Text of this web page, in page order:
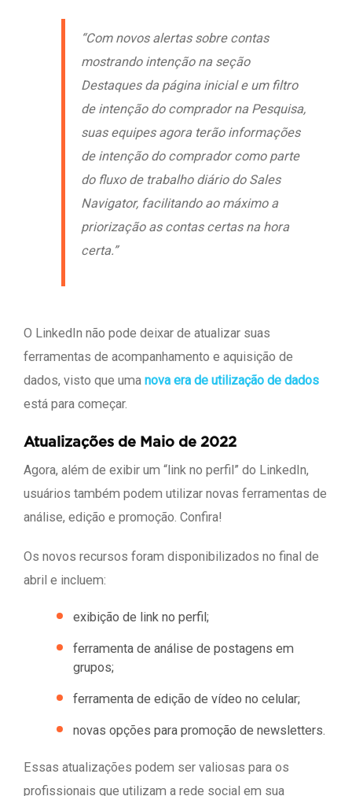
“Com novos alertas sobre contas
mostrando intenção na seção
Destaques da página inicial e um filtro
de intenção do comprador na Pesquisa,
suas equipes agora terão informações
de intenção do comprador como parte
do fluxo de trabalho diário do Sales
Navigator, facilitando ao máximo a
priorização as contas certas na hora
certa.”
O LinkedIn não pode deixar de atualizar suas
ferramentas de acompanhamento e aquisição de
dados, visto que uma nova era de utilização de dados
está para começar.
Atualizações de Maio de 2022
Agora, além de exibir um “link no perfil” do LinkedIn,
usuários também podem utilizar novas ferramentas de
análise, edição e promoção. Confira!
Os novos recursos foram disponibilizados no final de
abril e incluem:
exibição de link no perfil;
ferramenta de análise de postagens em
grupos;
ferramenta de edição de vídeo no celular;
novas opções para promoção de newsletters.
Essas atualizações podem ser valiosas para os
profissionais que utilizam a rede social em sua